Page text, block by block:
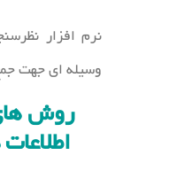
نرم افزار
وسیله ای جهت
روش